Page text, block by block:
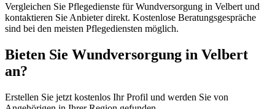
Vergleichen Sie Pflegedienste für Wundversorgung in Velbert und
kontaktieren Sie Anbieter direkt. Kostenlose Beratungsgespräche
sind bei den meisten Pflegediensten möglich.
Bieten Sie Wundversorgung in Velbert
an?
Erstellen Sie jetzt kostenlos Ihr Profil und werden Sie von